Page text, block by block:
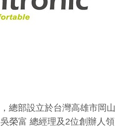
總部設立於台灣高雄市岡山
榮富 總經理及2位創辦人領